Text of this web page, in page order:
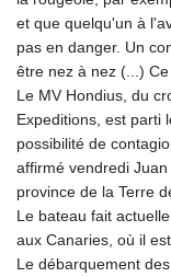
et que quelqu'un à
pas en danger. Un
être nez à nez (...)
Le MV Hondius, du
Expeditions, est parti
possibilité de
affirmé vendredi
province de la Terre
Le bateau fait
aux Canaries, où il
Le débarquement